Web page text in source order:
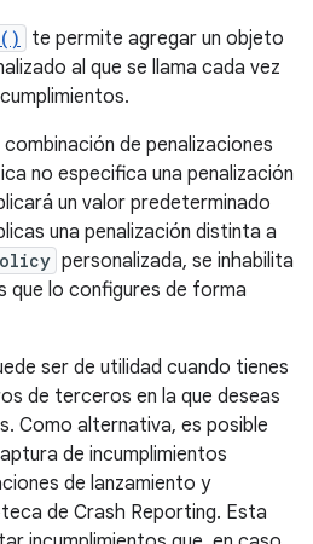
te permite agregar un objeto
al que se llama cada vez
de penalizaciones
no especifica una penalización
un valor predeterminado
una penalización distinta a
personalizada, se inhabilita
que lo configures de forma
ser de utilidad cuando tienes
de terceros en la que deseas
Como alternativa, es posible
de incumplimientos
de lanzamiento y
de Crash Reporting. Esta